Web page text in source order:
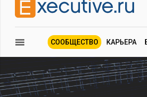
СООБЩЕСТВО КАРЬЕРА